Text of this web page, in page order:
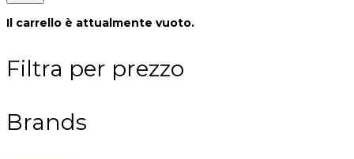
Il carrello è attualmente vuoto.
Filtra per prezzo
Brands